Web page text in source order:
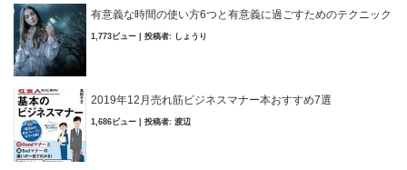
有意義な時間の使い方6つと有意義に過ごすためのテクニック
1,773ビュー 投稿者: しょうり
2019年12月売れ筋ビジネスマナー本おすすめ7選
1,686ビュー 投稿者: 渡辺